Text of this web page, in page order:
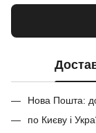
Нова Пошта:
по Києву і